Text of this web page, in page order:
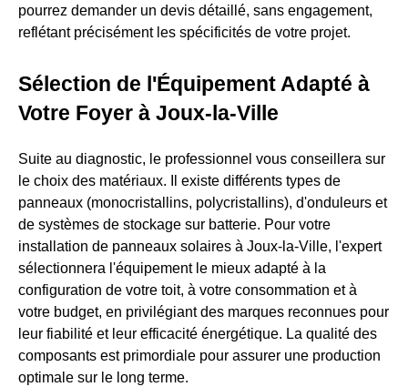
pourrez demander un devis détaillé, sans engagement,
reflétant précisément les spécificités de votre projet.
Sélection de l'Équipement Adapté à
Votre Foyer à Joux-la-Ville
Suite au diagnostic, le professionnel vous conseillera sur
le choix des matériaux. Il existe différents types de
panneaux (monocristallins, polycristallins), d'onduleurs et
de systèmes de stockage sur batterie. Pour votre
installation de panneaux solaires à Joux-la-Ville, l'expert
sélectionnera l'équipement le mieux adapté à la
configuration de votre toit, à votre consommation et à
votre budget, en privilégiant des marques reconnues pour
leur fiabilité et leur efficacité énergétique. La qualité des
composants est primordiale pour assurer une production
optimale sur le long terme.